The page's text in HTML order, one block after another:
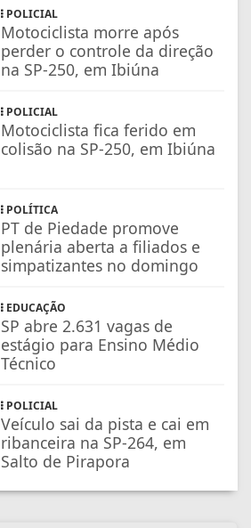
POLICIAL
Motociclista morre após
perder o controle da direção
na SP-250, em Ibiúna
POLICIAL
Motociclista fica ferido em
colisão na SP-250, em Ibiúna
POLÍTICA
PT de Piedade promove
plenária aberta a filiados e
simpatizantes no domingo
EDUCAÇÃO
SP abre 2.631 vagas de
estágio para Ensino Médio
Técnico
POLICIAL
Veículo sai da pista e cai em
ribanceira na SP-264, em
Salto de Pirapora